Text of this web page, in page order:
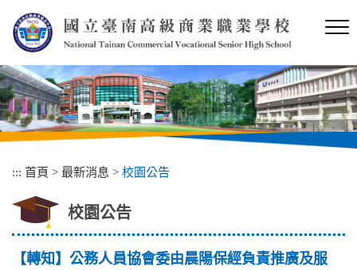
內
容
區
塊
::: 首頁 > 最新消息 > 校園公告
校園公告
【轉知】公務人員協會委由晨陽保經負責推廣及服